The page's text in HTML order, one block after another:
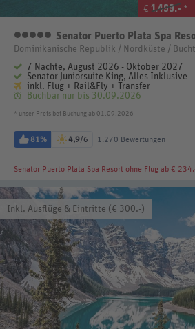
€ 1.499.- *
5 Sterne
Senator Puerto Plata Spa
Dominikanische Republik / Nordküste /
7 Nächte, August 2026 - Oktober 2027
Senator Juniorsuite King, Alles Inklusive
inkl. Flug + Rail&Fly + Transfer
Buchbar nur bis 30.09.2026
* unser Preis bei Buchung ab 01.09.2026
81% 4,9/6 1.270 Bewertungen
Senator Puerto Plata Spa Resort ohne Flug ab €
Inkl. Ausflüge & Eintritte (€ 300.-)